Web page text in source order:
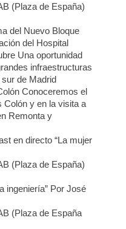
(Plaza de España)
del Nuevo Bloque
del Hospital
Una oportunidad
infraestructuras
de Madrid
Conoceremos el
Colón y en la visita a
Remonta y
en directo “La mujer
(Plaza de España)
ingeniería” Por José
(Plaza de España